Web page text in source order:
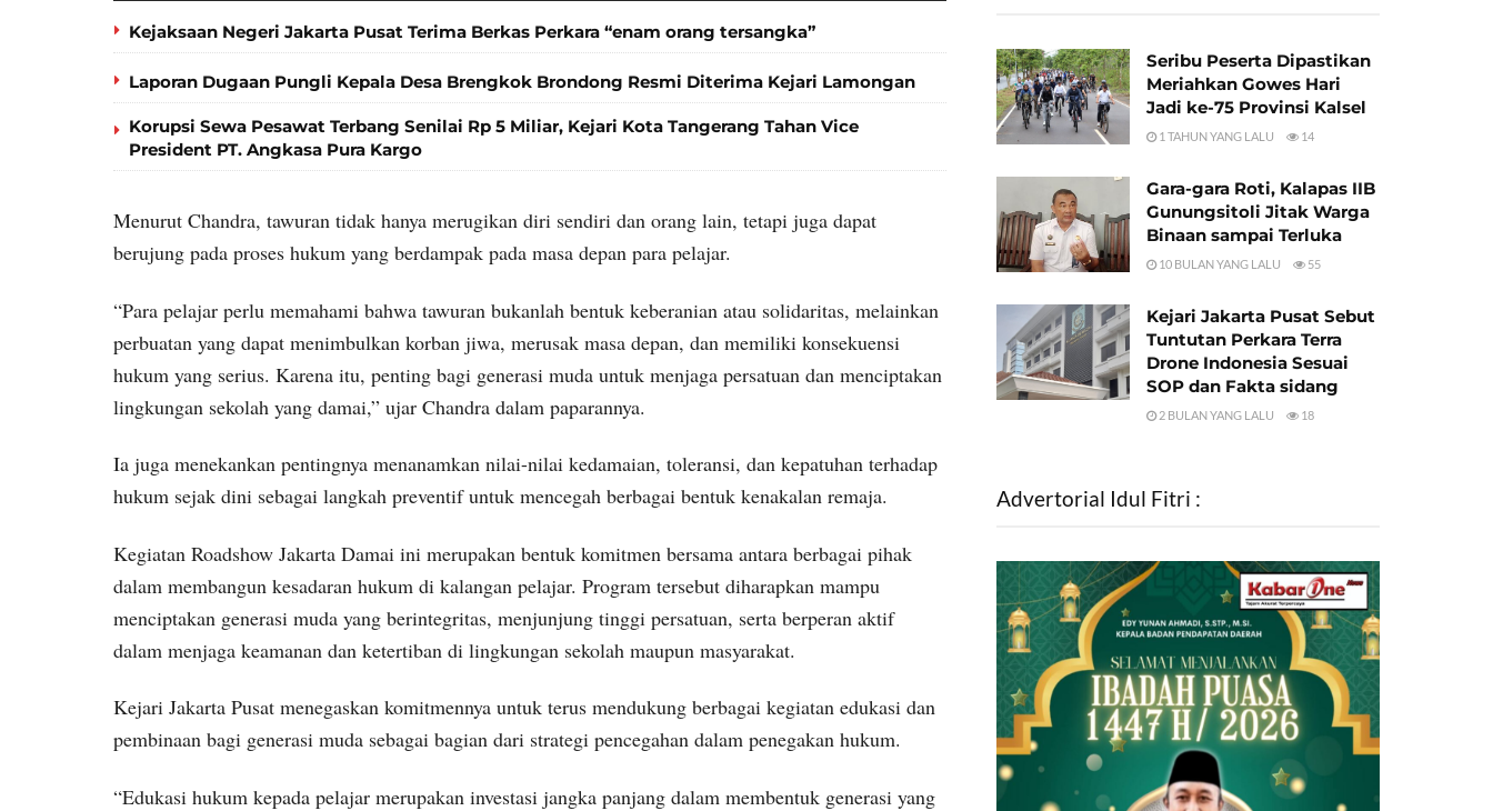
Kejaksaan Negeri Jakarta Pusat Terima Berkas Perkara “enam orang tersangka”
Laporan Dugaan Pungli Kepala Desa Brengkok Brondong Resmi Diterima Kejari Lamongan
Korupsi Sewa Pesawat Terbang Senilai Rp 5 Miliar, Kejari Kota Tangerang Tahan Vice
President PT. Angkasa Pura Kargo
Menurut Chandra, tawuran tidak hanya merugikan diri sendiri dan orang lain, tetapi juga dapat
berujung pada proses hukum yang berdampak pada masa depan para pelajar.
“Para pelajar perlu memahami bahwa tawuran bukanlah bentuk keberanian atau solidaritas, melainkan
perbuatan yang dapat menimbulkan korban jiwa, merusak masa depan, dan memiliki konsekuensi
hukum yang serius. Karena itu, penting bagi generasi muda untuk menjaga persatuan dan menciptakan
lingkungan sekolah yang damai,” ujar Chandra dalam paparannya.
Ia juga menekankan pentingnya menanamkan nilai-nilai kedamaian, toleransi, dan kepatuhan terhadap
hukum sejak dini sebagai langkah preventif untuk mencegah berbagai bentuk kenakalan remaja.
Kegiatan Roadshow Jakarta Damai ini merupakan bentuk komitmen bersama antara berbagai pihak
dalam membangun kesadaran hukum di kalangan pelajar. Program tersebut diharapkan mampu
menciptakan generasi muda yang berintegritas, menjunjung tinggi persatuan, serta berperan aktif
dalam menjaga keamanan dan ketertiban di lingkungan sekolah maupun masyarakat.
Kejari Jakarta Pusat menegaskan komitmennya untuk terus mendukung berbagai kegiatan edukasi dan
pembinaan bagi generasi muda sebagai bagian dari strategi pencegahan dalam penegakan hukum.
“Edukasi hukum kepada pelajar merupakan investasi jangka panjang dalam membentuk generasi yang
Seribu Peserta Dipastikan
Meriahkan Gowes Hari
Jadi ke-75 Provinsi Kalsel
1 TAHUN YANG LALU 14
Gara-gara Roti, Kalapas IIB
Gunungsitoli Jitak Warga
Binaan sampai Terluka
10 BULAN YANG LALU 55
Kejari Jakarta Pusat Sebut
Tuntutan Perkara Terra
Drone Indonesia Sesuai
SOP dan Fakta sidang
2 BULAN YANG LALU 18
Advertorial Idul Fitri :